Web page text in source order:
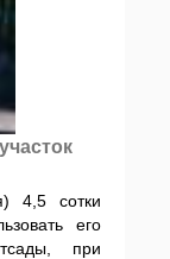
4,5 сотки
его
при